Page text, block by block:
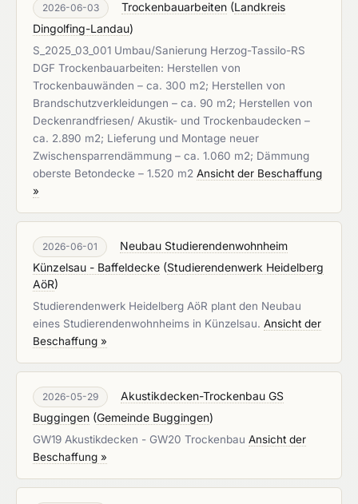
2026-06-03 Trockenbauarbeiten (Landkreis
Dingolfing-Landau)
S_2025_03_001 Umbau/Sanierung Herzog-Tassilo-RS
DGF Trockenbauarbeiten: Herstellen von
Trockenbauwänden – ca. 300 m2; Herstellen von
Brandschutzverkleidungen – ca. 90 m2; Herstellen von
Deckenrandfriesen/ Akustik- und Trockenbaudecken –
ca. 2.890 m2; Lieferung und Montage neuer
Zwischensparrendämmung – ca. 1.060 m2; Dämmung
oberste Betondecke – 1.520 m2 Ansicht der Beschaffung
»
2026-06-01
Neubau Studierendenwohnheim
Künzelsau - Baffeldecke (Studierendenwerk Heidelberg
AöR)
Studierendenwerk Heidelberg AöR plant den Neubau
eines Studierendenwohnheims in Künzelsau. Ansicht der
Beschaffung »
2026-05-29
Akustikdecken-Trockenbau GS
Buggingen (Gemeinde Buggingen)
GW19 Akustikdecken - GW20 Trockenbau Ansicht der
Beschaffung »